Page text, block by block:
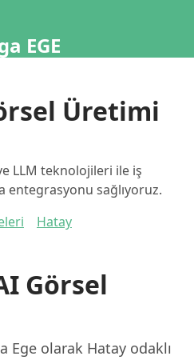
EGE
Üretimi
LLM teknolojileri ile iş
entegrasyonu sağlıyoruz.
Hatay
Görsel
Ege olarak Hatay odaklı